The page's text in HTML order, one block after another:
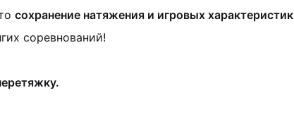
сохранение натяжения и игровых характеристик
соревнований!